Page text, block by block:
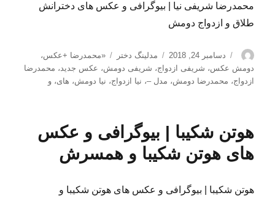
محمدرضا شریفی نیا | بیوگرافی و عکس های دخترانش
طلاق و ازدواج دومش
نویسنده
ارسال
شده
در
دسامبر 24, 2018 دسته‌ها
مدلینگ دختر برچسب‌ها
«محمدرضا +عکس،
دومش عکس، شریفی ازدواج، شریفی دومش، عکس جدید، محمدرضا
ازدواج، محمدرضا دومش، مدل –، نیا ازدواج، نیا دومش، های،و
هوتن شکیبا | بیوگرافی و عکس
های هوتن شکیبا و همسرش
هوتن شکیبا | بیوگرافی و عکس های هوتن شکیبا و